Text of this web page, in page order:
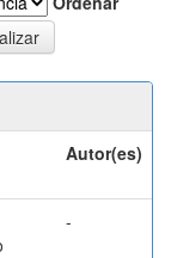
Autor(es)
-